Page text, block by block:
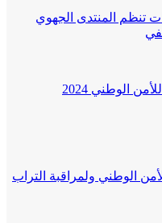
تنظم المنتدى الجهوي
الوطني 2024
الوطني ولمراقبة التراب